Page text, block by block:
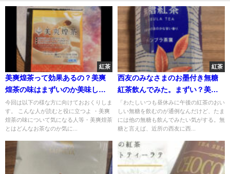
紅茶
美爽煌茶って効果あるの？美爽
煌茶の味はまずいのか美味しい
のか？
今回は以下の様な方に向けておおくりしま
す。 こんな人が読むと役に立つよ ・美爽
煌茶の味について気になる人等・美爽煌茶
とはどんなお茶なのか気に...
紅茶
西友のみなさまのお墨付き無糖
紅茶飲んでみた。まずい？美味
しいの？
「わたしいつも昼休みに午後の紅茶のおい
しい無糖を飲むのが通例なんだけど、たま
には他の無糖も飲んでみたい気がする。無
糖と言えば、近所の西友に西...